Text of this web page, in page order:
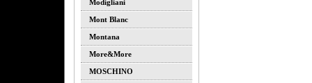
Modigliani
Mont Blanc
Montana
More&more
MOSCHINO